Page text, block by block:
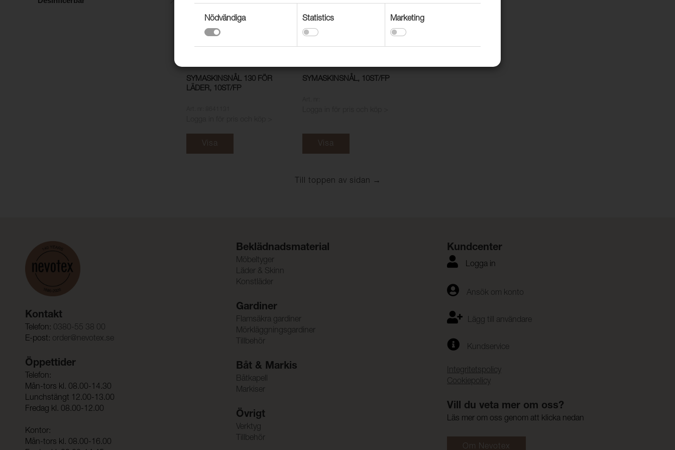
SYMASKINSNÅL 130 FÖR
LÄDER, 10ST/FP
Visa
SYMASKINSNÅL, 10ST/FP
Visa
Till toppen av sidan
Kontakt
Telefon: 0380-55 38 00
E-post: order@nevotex.se
Öppettider
Telefon:
Mån-tors kl. 08.00-14.30
Lunchstängt 12.00-13.00
Fredag kl. 08.00-12.00
Kontor:
Mån-tors kl. 08.00-16.00
Beklädnadsmaterial
Möbeltyger
Läder & Skinn
Konstläder
Gardiner
Flamsäkra gardiner
Mörkläggningsgardiner
Tillbehör
Båt & Markis
Båtkapell
Markiser
Övrigt
Verktyg
Tillbehör
Kundcenter
Logga in
Ansök om konto
Lägg till användare
Kundservice
Integritetspolicy
Cookiepolicy
Vill du veta mer om oss?
Läs mer om oss genom att klicka nedan
Om Nevotex
Nödvändiga Statistics Marketing